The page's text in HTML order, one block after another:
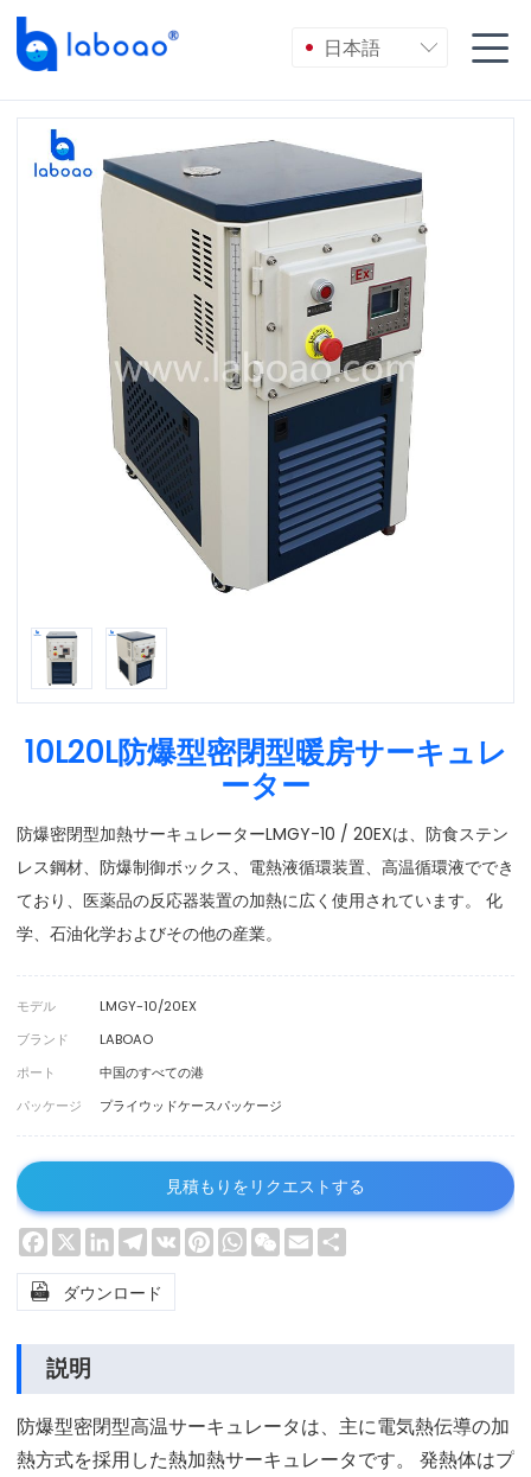
日本語  
10L20L防爆型密閉型暖房サーキュレ
ーター
防爆密閉型加熱サーキュレーターLMGY-10 / 20EXは、防食ステン
レス鋼材、防爆制御ボックス、電熱液循環装置、高温循環液ででき
ており、医薬品の反応器装置の加熱に広く使用されています。 化
学、石油化学およびその他の産業。
モデル
LMGY-10/20EX
ブランド
LABOAO
ポート
中国のすべての港
パッケージ
プライウッドケースパッケージ
見積もりをリクエストする
Facebook
X LinkedInTelegram
VK PinterestWhatsApp
WeChat
Email
 ダウンロード
説明
防爆型密閉型高温サーキュレータは、主に電気熱伝導の加
熱方式を採用した熱加熱サーキュレータです。 発熱体はプ